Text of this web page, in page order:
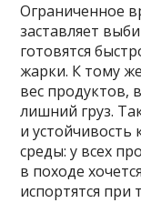
Ограниченное
заставляет
готовятся
жарки. К тому
вес продуктов,
лишний груз.
и
среды: у всех
в походе
испортятся при